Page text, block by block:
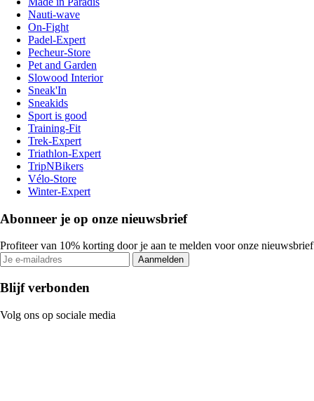
Nauti-wave
On-Fight
Padel-Expert
Pecheur-Store
Pet and Garden
Slowood Interior
Sneak'In
Sneakids
Sport is good
Training-Fit
Trek-Expert
Triathlon-Expert
TripNBikers
Vélo-Store
Winter-Expert
Abonneer je op onze nieuwsbrief
Profiteer van 10% korting door je aan te melden voor onze nieuwsbrief
Aanmelden
Blijf verbonden
Volg ons op sociale media